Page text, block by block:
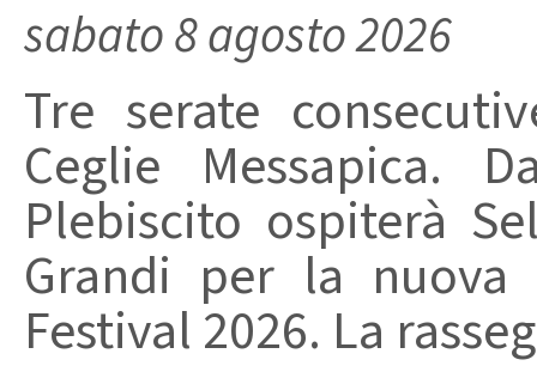
sabato 8 agosto 2026
Tre serate
Ceglie Messapica.
Plebiscito ospiterà
Grandi per la
Festival 2026. La